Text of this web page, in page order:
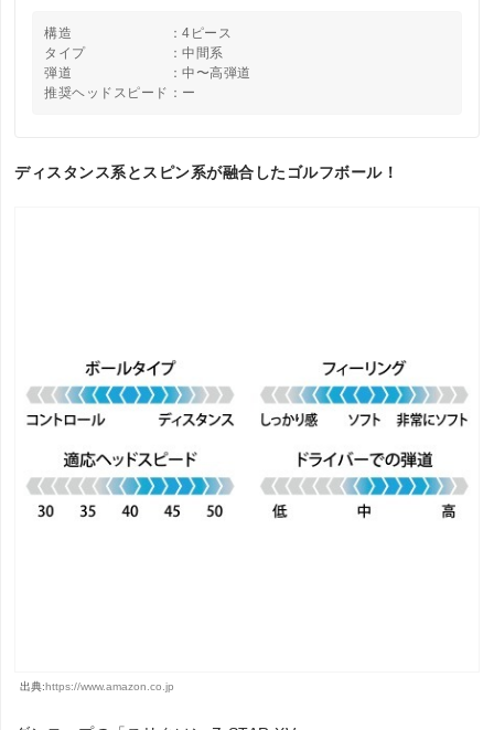
構造 ：4ピース
タイプ ：中間系
弾道 ：中〜高弾道
推奨ヘッドスピード：ー
ディスタンス系とスピン系が融合したゴルフボール！
出典:https://www.amazon.co.jp